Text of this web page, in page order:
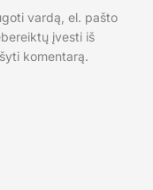
vardą, el. pašto
įvesti iš
komentarą.